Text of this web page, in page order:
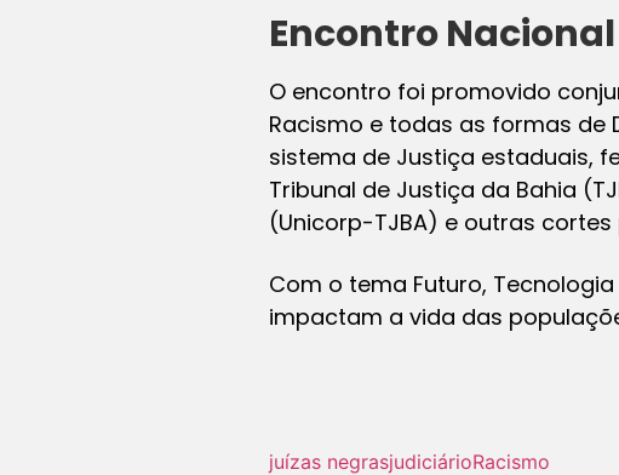
Encontro Nacional
O encontro foi promovido
Racismo e todas as formas de
sistema de Justiça estaduais,
Tribunal de Justiça da Bahia
(Unicorp-TJBA) e outras cortes
Com o tema Futuro,
impactam a vida das
juízas negrasjudiciárioRacismo